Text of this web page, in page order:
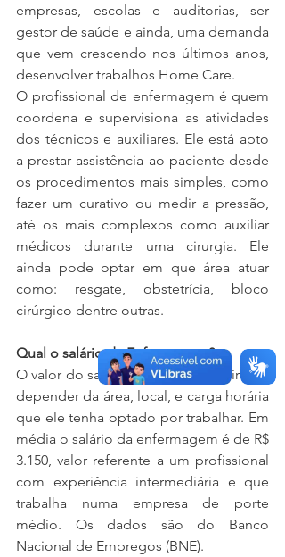
empresas, escolas e auditorias, ser
gestor de saúde e ainda, uma demanda
que vem crescendo nos últimos anos,
desenvolver trabalhos Home Care.
O profissional de enfermagem é quem
coordena e supervisiona as atividades
dos técnicos e auxiliares. Ele está apto
a prestar assistência ao paciente desde
os procedimentos mais simples, como
fazer um curativo ou medir a pressão,
até os mais complexos como auxiliar
médicos durante uma cirurgia. Ele
ainda pode optar em que área atuar
como: resgate, obstetrícia, bloco
cirúrgico dentre outras.
Qual o salário da Enfermagem?
O valor do salário de um enfermeiro vai
depender da área, local, e carga horária
que ele tenha optado por trabalhar. Em
média o salário da enfermagem é de R$
3.150, valor referente a um profissional
com experiência intermediária e que
trabalha numa empresa de porte
médio. Os dados são do Banco
Nacional de Empregos (BNE).